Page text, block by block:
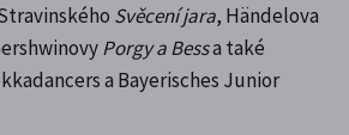
Svěcení jara, Händelova
Porgy a Bessa také
a Bayerisches Junior